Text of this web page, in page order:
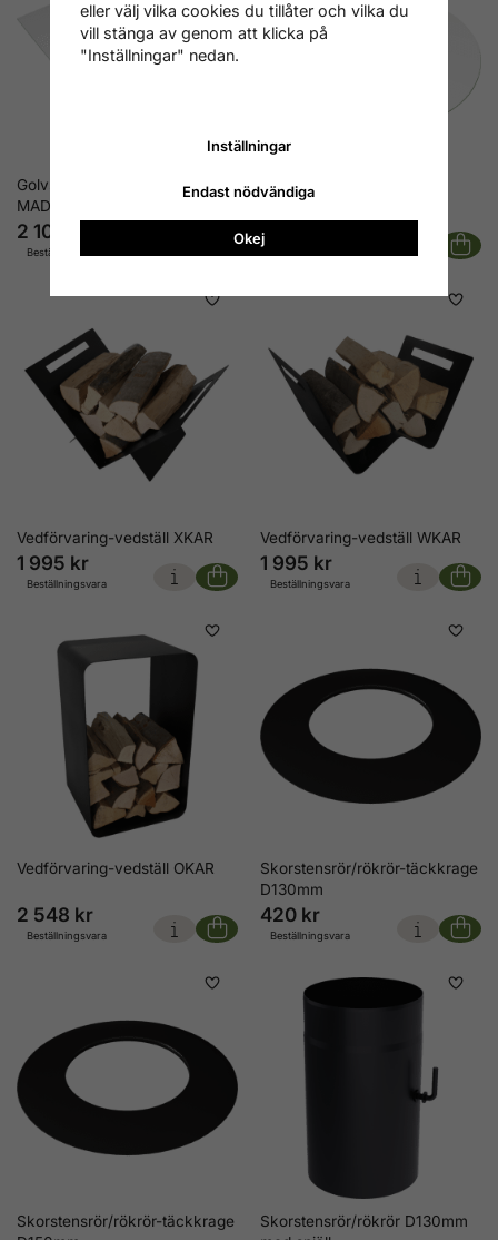
Golvskydd-Eldstadsplan
MADRIT i härdat glas
2 109 kr
Beställningsvara
Golvskydd-Eldstadsplan
ATHINA i härdat glas
2 109 kr
Vedförvaring-vedställ XKAR
1 995 kr
Beställningsvara
Vedförvaring-vedställ WKAR
1 995 kr
Beställningsvara
Vedförvaring-vedställ OKAR
2 548 kr
Beställningsvara
Skorstensrör/rökrör-täckkrage
D130mm
420 kr
Beställningsvara
Skorstensrör/rökrör-täckkrage
Skorstensrör/rökrör D130mm
eller välj vilka cookies du tillåter och vilka du
vill stänga av genom att klicka på
"Inställningar" nedan.
Inställningar
Endast nödvändiga
Okej